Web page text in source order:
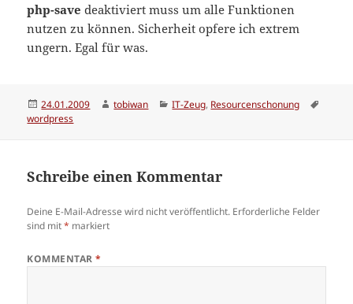
php-save deaktiviert muss um alle Funktionen
nutzen zu können. Sicherheit opfere ich extrem
ungern. Egal für was.
Veröffentlicht
am
24.01.2009 Autor
tobiwan Kategorien
IT-Zeug, Resourcenschonung
wordpress
Schreibe einen Kommentar
Deine E-Mail-Adresse wird nicht veröffentlicht. Erforderliche Felder
sind mit* markiert
KOMMENTAR*